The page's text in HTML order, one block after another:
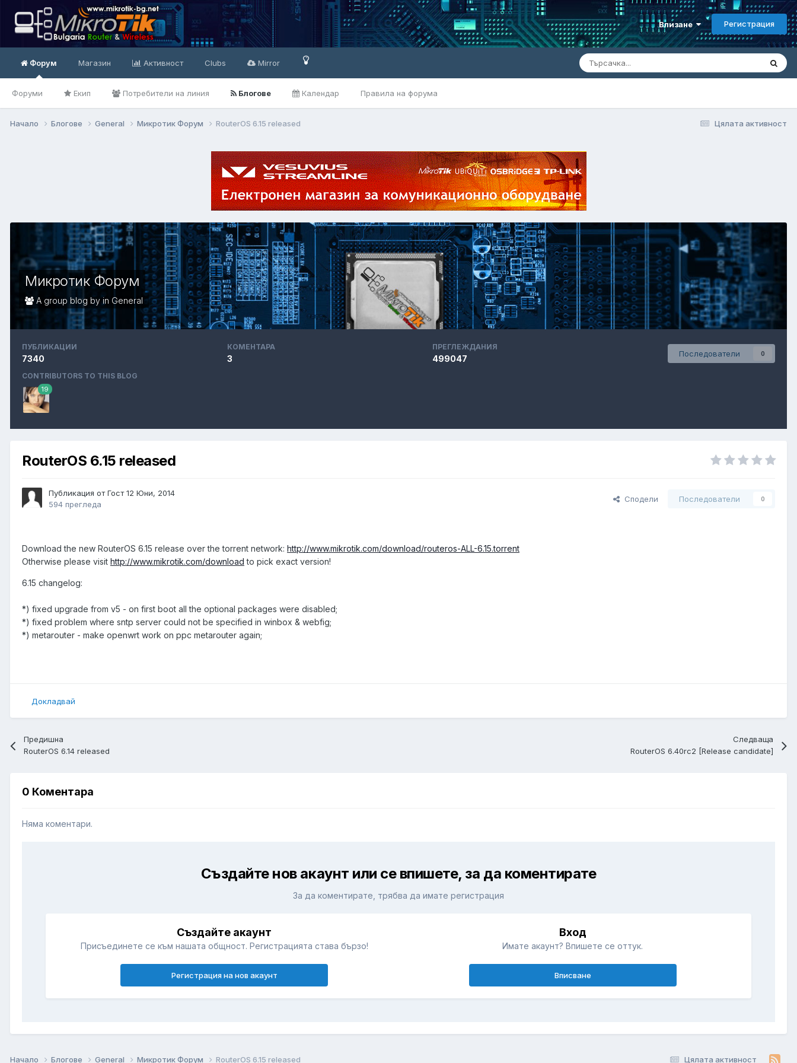
Влизане Регистрация
Форум
Форуми Екип Потребители на линия Блогове Календар Правила на форума
Магазин Активност Clubs Mirror
Цялата активност
Начало Блогове General Микротик Форум RouterOS 6.15 released
Микротик Форум
A group blog by in General
Последователи 0
ПУБЛИКАЦИИ
7340
КОМЕНТАРА
3
ПРЕГЛЕЖДАНИЯ
499047
CONTRIBUTORS TO THIS BLOG
19
RouterOS 6.15 released
Публикация от Гост12 Юни, 2014
594 прегледа
Сподели Последователи 0
Download the new RouterOS 6.15 release over the torrent network: http://www.mikrotik.com/download/routeros-ALL-6.15.torrent
Otherwise please visit http://www.mikrotik.com/download to pick exact version!
6.15 changelog:
*) fixed upgrade from v5 - on first boot all the optional packages were disabled;
*) fixed problem where sntp server could not be specified in winbox & webfig;
*) metarouter - make openwrt work on ppc metarouter again;
Докладвай
Предишна
RouterOS 6.14 released
Следваща
RouterOS 6.40rc2 [Release candidate]
0 Коментара
Няма коментари.
Създайте нов акаунт или се впишете, за да коментирате
За да коментирате, трябва да имате регистрация
Създайте акаунт
Присъединете се към нашата общност. Регистрацията става бързо!
Регистрация на нов акаунт
Вход
Имате акаунт? Впишете се оттук.
Вписване
Цялата активност
Начало Блогове General Микротик Форум RouterOS 6.15 released